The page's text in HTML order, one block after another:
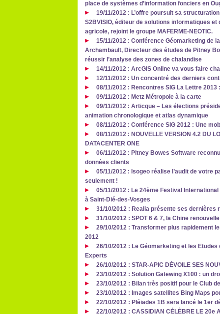
place de systèmes d’information fonciers en
19/11/2012 : L’offre poursuit sa
S2BVISIO, éditeur de solutions informatiques et
agricole, rejoint le groupe MAFERME-NEOTIC.
15/11/2012 : Conférence Géomarketing de
Archambault, Directeur des études de Pitney
réussir l’analyse des zones de chalandise
14/11/2012 : ArcGIS Online va vous faire
12/11/2012 : Un concentré des derniers
08/11/2012 : Rencontres SIG La Lettre
09/11/2012 : Metz Métropole à la carte
09/11/2012 : Articque – Les élections
animation chronologique et atlas dynamique
08/11/2012 : Conférence SIG 2012 : Une
08/11/2012 : NOUVELLE VERSION 4.2 DU
DATACENTER ONE
06/11/2012 : Pitney Bowes Software
données clients
05/11/2012 : Isogeo réalise l’audit de votre
seulement !
05/11/2012 : Le 24ème Festival
à Saint-Dié-des-Vosges
31/10/2012 : Realia présente ses dernières
31/10/2012 : SPOT 6 & 7, la Chine
29/10/2012 : Transformer plus rapidement
2012
26/10/2012 : Le Géomarketing et les
Experts
26/10/2012 : STAR-APIC DÉVOILE SES
23/10/2012 : Solution Gatewing X100 : un
23/10/2012 : Bilan très positif pour le Club
23/10/2012 : Images satellites Bing Maps
22/10/2012 : Pléiades 1B sera lancé le 1er
22/10/2012 : CASSIDIAN CÉLÈBRE LE 20e